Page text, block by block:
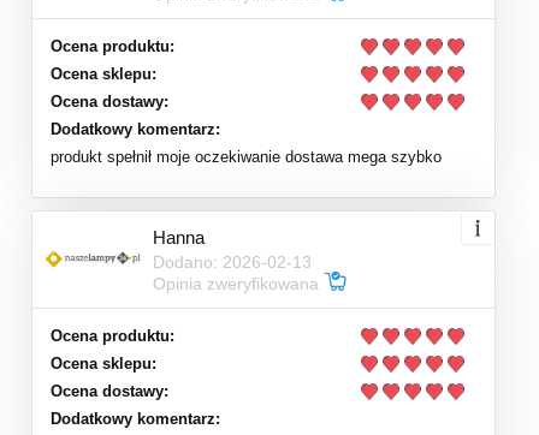
Ocena produktu:
Ocena sklepu:
Ocena dostawy:
Dodatkowy komentarz:
produkt spełnił moje oczekiwanie dostawa mega szybko
Hanna
Dodano: 2026-02-13
Opinia zweryfikowana
Ocena produktu:
Ocena sklepu:
Ocena dostawy:
Dodatkowy komentarz: